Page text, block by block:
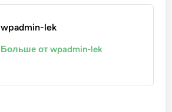
wpadmin-lek
Больше от wpadmin-lek